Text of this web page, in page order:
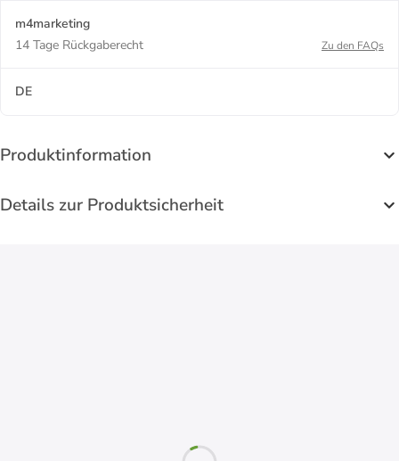
m4marketing
14 Tage Rückgaberecht
Zu den FAQs
DE
Produktinformation
Details zur Produktsicherheit